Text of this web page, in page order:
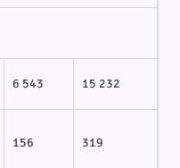
6 543 15 232
156 319